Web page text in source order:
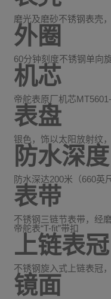
磨光及磨砂不锈钢表壳
外圈
60分钟刻度不锈钢单向
机芯
帝舵表原厂机芯
表盘
银色，饰以太阳放射纹
防水深度
防水深达200米（660英
表带
不锈钢三链节表带，经
帝舵表“T-fit”带扣
上链表冠
不锈钢旋入式上链表冠
镜面